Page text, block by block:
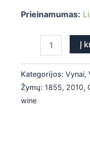
Prieinamumas:
Į
Kategorijos: Vynai,
Žymų: 1855, 2010,
wine